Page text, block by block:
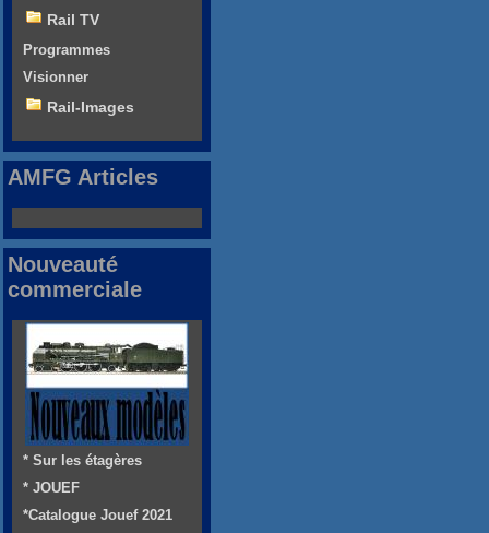
Rail TV
Programmes
Visionner
Rail-Images
AMFG Articles
Nouveauté
commerciale
* Sur les étagères
* JOUEF
*Catalogue Jouef 2021